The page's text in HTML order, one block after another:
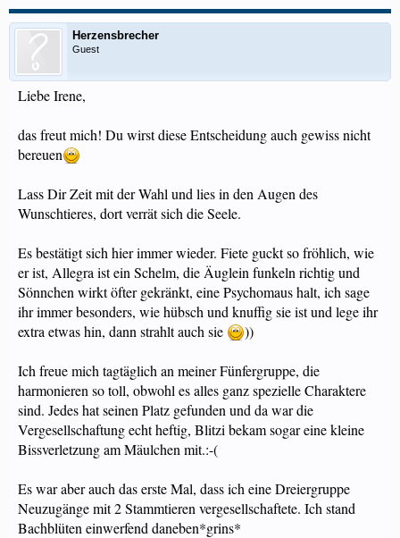
Herzensbrecher
Guest
Liebe Irene,
das freut mich! Du wirst diese Entscheidung auch gewiss nicht
bereuen
Lass Dir Zeit mit der Wahl und lies in den Augen des
Wunschtieres, dort verrät sich die Seele.
Es bestätigt sich hier immer wieder. Fiete guckt so fröhlich, wie
er ist, Allegra ist ein Schelm, die Äuglein funkeln richtig und
Sönnchen wirkt öfter gekränkt, eine Psychomaus halt, ich sage
ihr immer besonders, wie hübsch und knuffig sie ist und lege ihr
extra etwas hin, dann strahlt auch sie
))
Ich freue mich tagtäglich an meiner Fünfergruppe, die
harmonieren so toll, obwohl es alles ganz spezielle Charaktere
sind. Jedes hat seinen Platz gefunden und da war die
Vergesellschaftung echt heftig, Blitzi bekam sogar eine kleine
Bissverletzung am Mäulchen mit.:-(
Es war aber auch das erste Mal, dass ich eine Dreiergruppe
Neuzugänge mit 2 Stammtieren vergesellschaftete. Ich stand
Bachblüten einwerfend daneben*grins*